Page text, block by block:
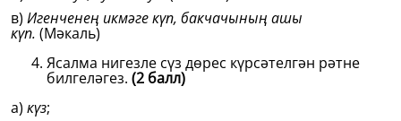
в) Игенченең икмәге күп, бакчачының ашы
күп. (Мәкаль)
Ясалма нигезле сүз дөрес күрсәтелгән рәтне
билгеләгез. (2 балл)
а) күз;